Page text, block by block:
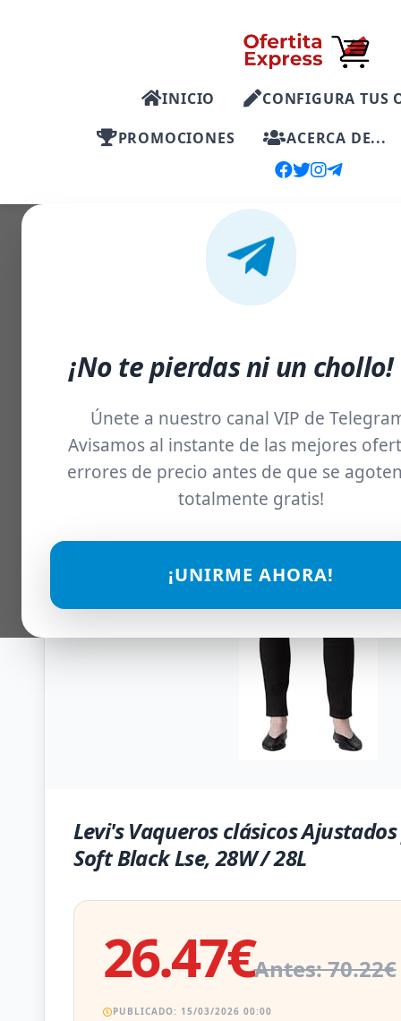
INICIO
CONFIGURA TUS
PROMOCIONES
ACERCA DE...
¡No te pierdas ni un
Únete a nuestro canal VIP de
Avisamos al instante de las mejores
errores de precio antes de que se
totalmente gratis!
¡UNIRME AHORA!
Levi's Vaqueros clásicos
Soft Black Lse, 28W / 28L
26.47€Antes: 70.22€
PUBLICADO: 15/03/2026 00:00